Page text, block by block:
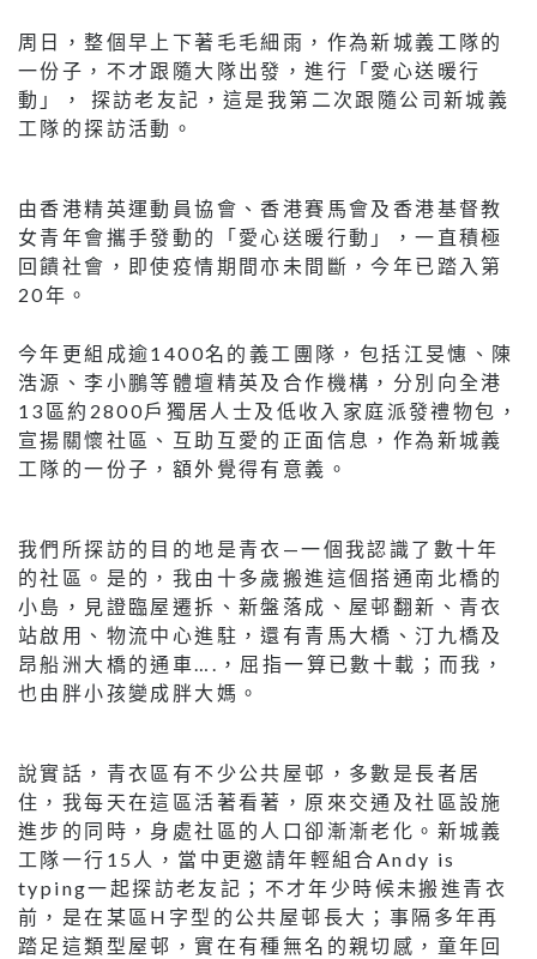
周日，整個早上下著毛毛細雨，作為新城義工隊的
一份子，不才跟隨大隊出發，進行「愛心送暖行
動」， 探訪老友記，這是我第二次跟隨公司新城義
工隊的探訪活動。
由香港精英運動員協會、香港賽馬會及香港基督教
女青年會攜手發動的「愛心送暖行動」，一直積極
回饋社會，即使疫情期間亦未間斷，今年已踏入第
20年。
今年更組成逾1400名的義工團隊，包括江旻憓、陳
浩源、李小鵬等體壇精英及合作機構，分別向全港
13區約2800戶獨居人士及低收入家庭派發禮物包，
宣揚關懷社區、互助互愛的正面信息，作為新城義
工隊的一份子，額外覺得有意義。
我們所探訪的目的地是青衣—一個我認識了數十年
的社區。是的，我由十多歲搬進這個搭通南北橋的
小島，見證臨屋遷拆、新盤落成、屋邨翻新、青衣
站啟用、物流中心進駐，還有青馬大橋、汀九橋及
昂船洲大橋的通車….，屈指一算已數十載；而我，
也由胖小孩變成胖大媽。
說實話，青衣區有不少公共屋邨，多數是長者居
住，我每天在這區活著看著，原來交通及社區設施
進步的同時，身處社區的人口卻漸漸老化。新城義
工隊一行15人，當中更邀請年輕組合Andy is
typing一起探訪老友記；不才年少時候未搬進青衣
前，是在某區H字型的公共屋邨長大；事隔多年再
踏足這類型屋邨，實在有種無名的親切感，童年回